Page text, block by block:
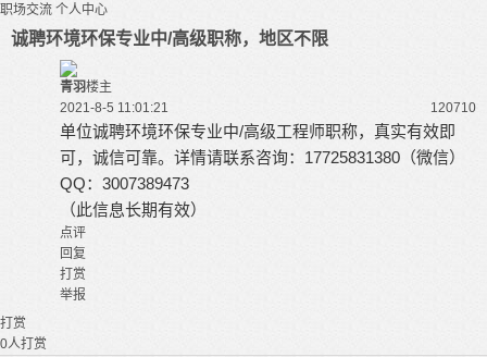
职场交流 个人中心
诚聘环境环保专业中/高级职称，地区不限
青羽楼主
2021-8-5 11:01:21
120710
单位诚聘环境环保专业中/高级工程师职称，真实有效即
可，诚信可靠。 详情请联系咨询： 17725831380（微信）
QQ：3007389473
（此信息长期有效）
点评
回复
打赏
举报
打赏
0人打赏